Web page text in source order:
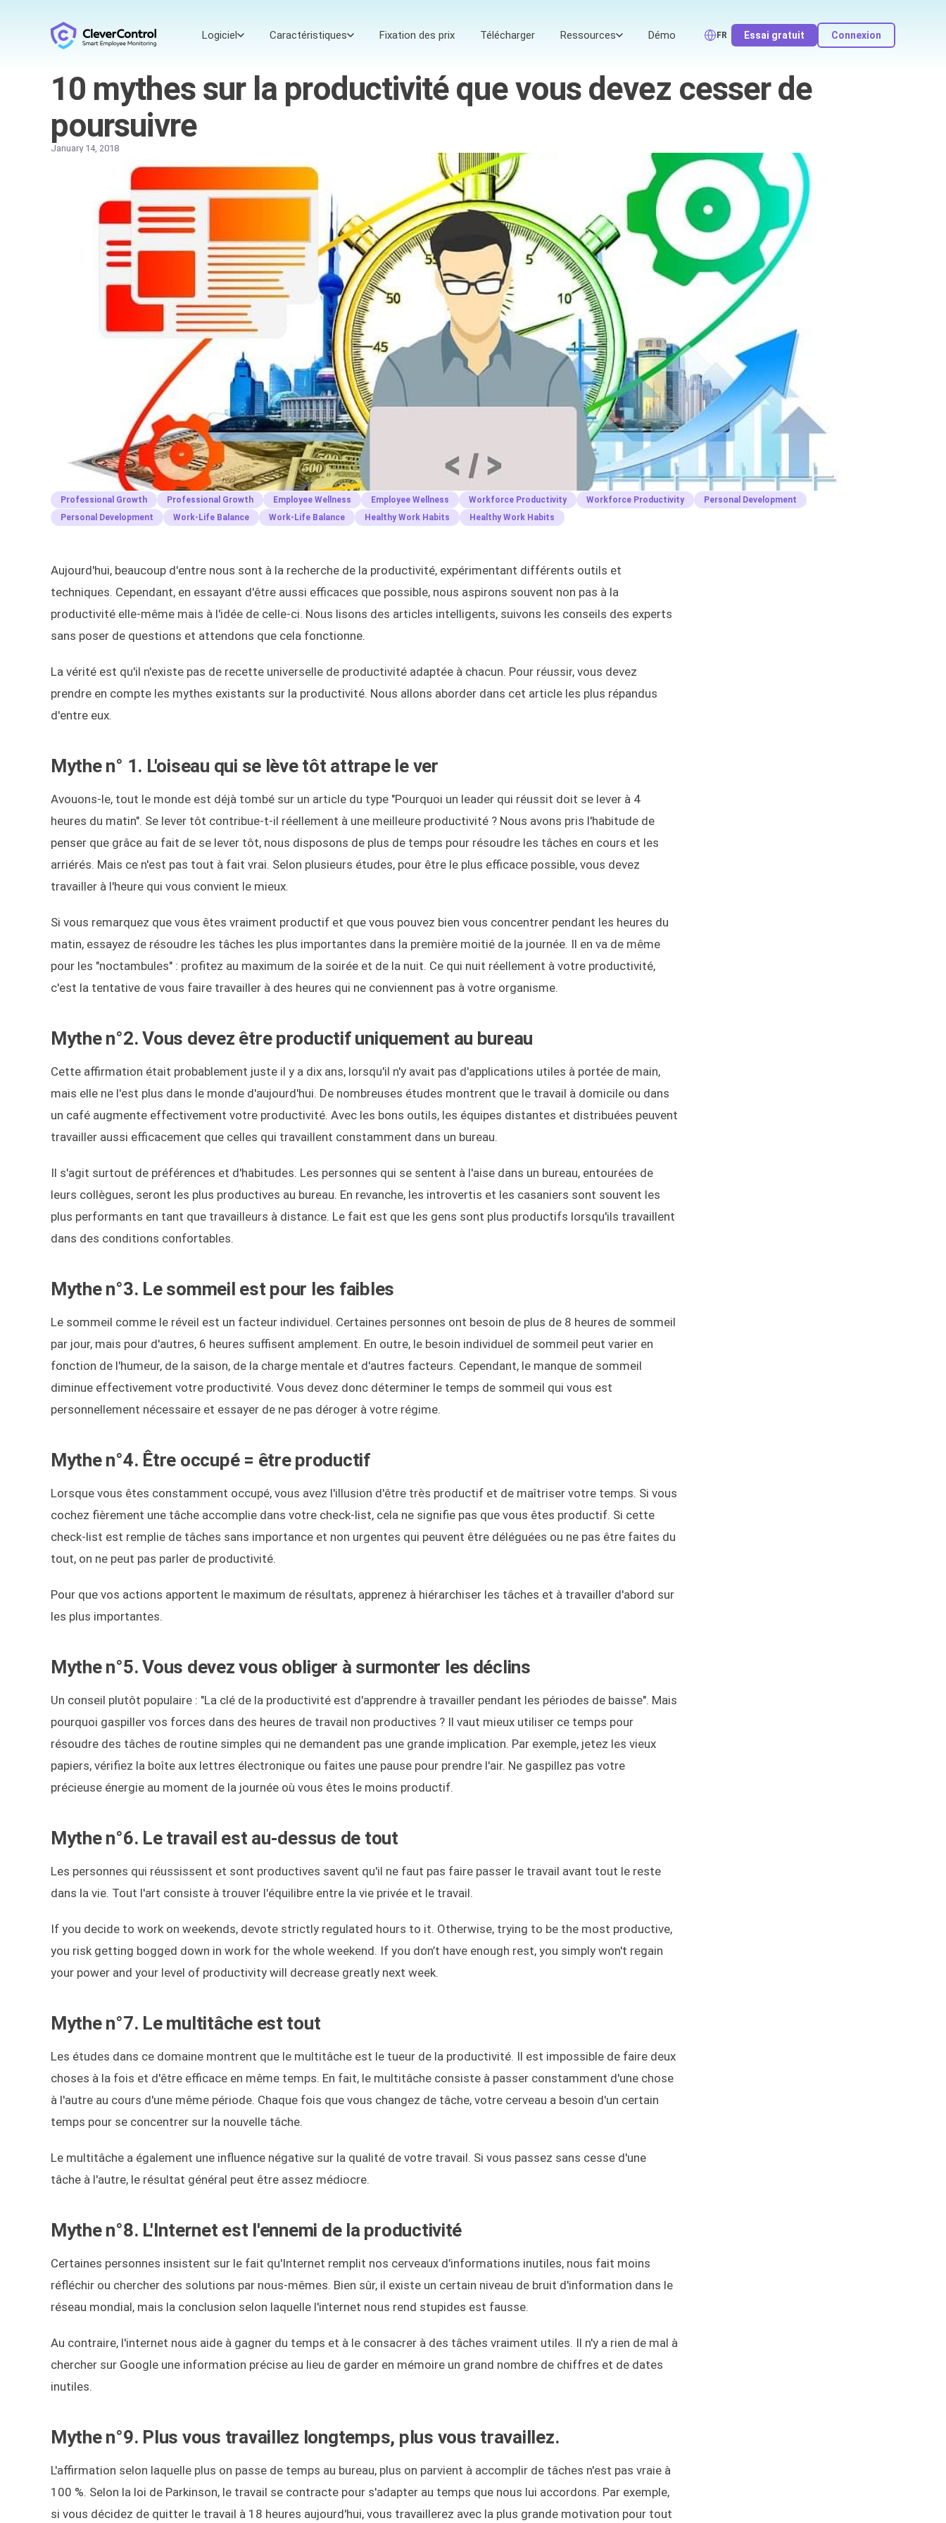
Logiciel Caractéristiques Fixation des prix Télécharger Ressources Démo FR Essai gratuit Connexion
10 mythes sur la productivité que vous devez cesser de
poursuivre
January 14, 2018
Professional Growth Professional Growth Employee Wellness Employee Wellness Workforce Productivity Workforce Productivity
Personal Development
Personal Development
Work-Life Balance Work-Life Balance Healthy Work Habits Healthy Work Habits
Aujourd'hui, beaucoup d'entre nous sont à la recherche de la productivité, expérimentant différents outils et
techniques. Cependant, en essayant d'être aussi efficaces que possible, nous aspirons souvent non pas à la
productivité elle-même mais à l'idée de celle-ci. Nous lisons des articles intelligents, suivons les conseils des experts
sans poser de questions et attendons que cela fonctionne.
La vérité est qu'il n'existe pas de recette universelle de productivité adaptée à chacun. Pour réussir, vous devez
prendre en compte les mythes existants sur la productivité. Nous allons aborder dans cet article les plus répandus
d'entre eux.
Mythe n° 1. L'oiseau qui se lève tôt attrape le ver
Avouons-le, tout le monde est déjà tombé sur un article du type "Pourquoi un leader qui réussit doit se lever à 4
heures du matin". Se lever tôt contribue-t-il réellement à une meilleure productivité ? Nous avons pris l'habitude de
penser que grâce au fait de se lever tôt, nous disposons de plus de temps pour résoudre les tâches en cours et les
arriérés. Mais ce n'est pas tout à fait vrai. Selon plusieurs études, pour être le plus efficace possible, vous devez
travailler à l'heure qui vous convient le mieux.
Si vous remarquez que vous êtes vraiment productif et que vous pouvez bien vous concentrer pendant les heures du
matin, essayez de résoudre les tâches les plus importantes dans la première moitié de la journée. Il en va de même
pour les "noctambules" : profitez au maximum de la soirée et de la nuit. Ce qui nuit réellement à votre productivité,
c'est la tentative de vous faire travailler à des heures qui ne conviennent pas à votre organisme.
Mythe n°2. Vous devez être productif uniquement au bureau
Cette affirmation était probablement juste il y a dix ans, lorsqu'il n'y avait pas d'applications utiles à portée de main,
mais elle ne l'est plus dans le monde d'aujourd'hui. De nombreuses études montrent que le travail à domicile ou dans
un café augmente effectivement votre productivité. Avec les bons outils, les équipes distantes et distribuées peuvent
travailler aussi efficacement que celles qui travaillent constamment dans un bureau.
Il s'agit surtout de préférences et d'habitudes. Les personnes qui se sentent à l'aise dans un bureau, entourées de
leurs collègues, seront les plus productives au bureau. En revanche, les introvertis et les casaniers sont souvent les
plus performants en tant que travailleurs à distance. Le fait est que les gens sont plus productifs lorsqu'ils travaillent
dans des conditions confortables.
Mythe n°3. Le sommeil est pour les faibles
Le sommeil comme le réveil est un facteur individuel. Certaines personnes ont besoin de plus de 8 heures de sommeil
par jour, mais pour d'autres, 6 heures suffisent amplement. En outre, le besoin individuel de sommeil peut varier en
fonction de l'humeur, de la saison, de la charge mentale et d'autres facteurs. Cependant, le manque de sommeil
diminue effectivement votre productivité. Vous devez donc déterminer le temps de sommeil qui vous est
personnellement nécessaire et essayer de ne pas déroger à votre régime.
Mythe n°4. Être occupé = être productif
Lorsque vous êtes constamment occupé, vous avez l'illusion d'être très productif et de maîtriser votre temps. Si vous
cochez fièrement une tâche accomplie dans votre check-list, cela ne signifie pas que vous êtes productif. Si cette
check-list est remplie de tâches sans importance et non urgentes qui peuvent être déléguées ou ne pas être faites du
tout, on ne peut pas parler de productivité.
Pour que vos actions apportent le maximum de résultats, apprenez à hiérarchiser les tâches et à travailler d'abord sur
les plus importantes.
Mythe n°5. Vous devez vous obliger à surmonter les déclins
Un conseil plutôt populaire : "La clé de la productivité est d'apprendre à travailler pendant les périodes de baisse". Mais
pourquoi gaspiller vos forces dans des heures de travail non productives ? Il vaut mieux utiliser ce temps pour
résoudre des tâches de routine simples qui ne demandent pas une grande implication. Par exemple, jetez les vieux
papiers, vérifiez la boîte aux lettres électronique ou faites une pause pour prendre l'air. Ne gaspillez pas votre
précieuse énergie au moment de la journée où vous êtes le moins productif.
Mythe n°6. Le travail est au-dessus de tout
Les personnes qui réussissent et sont productives savent qu'il ne faut pas faire passer le travail avant tout le reste
dans la vie. Tout l'art consiste à trouver l'équilibre entre la vie privée et le travail.
If you decide to work on weekends, devote strictly regulated hours to it. Otherwise, trying to be the most productive,
you risk getting bogged down in work for the whole weekend. If you don’t have enough rest, you simply won't regain
your power and your level of productivity will decrease greatly next week.
Mythe n°7. Le multitâche est tout
Les études dans ce domaine montrent que le multitâche est le tueur de la productivité. Il est impossible de faire deux
choses à la fois et d'être efficace en même temps. En fait, le multitâche consiste à passer constamment d'une chose
à l'autre au cours d'une même période. Chaque fois que vous changez de tâche, votre cerveau a besoin d'un certain
temps pour se concentrer sur la nouvelle tâche.
Le multitâche a également une influence négative sur la qualité de votre travail. Si vous passez sans cesse d'une
tâche à l'autre, le résultat général peut être assez médiocre.
Mythe n°8. L'Internet est l'ennemi de la productivité
Certaines personnes insistent sur le fait qu'Internet remplit nos cerveaux d'informations inutiles, nous fait moins
réfléchir ou chercher des solutions par nous-mêmes. Bien sûr, il existe un certain niveau de bruit d'information dans le
réseau mondial, mais la conclusion selon laquelle l'internet nous rend stupides est fausse.
Au contraire, l'internet nous aide à gagner du temps et à le consacrer à des tâches vraiment utiles. Il n'y a rien de mal à
chercher sur Google une information précise au lieu de garder en mémoire un grand nombre de chiffres et de dates
inutiles.
Mythe n°9. Plus vous travaillez longtemps, plus vous travaillez.
L'affirmation selon laquelle plus on passe de temps au bureau, plus on parvient à accomplir de tâches n'est pas vraie à
100 %. Selon la loi de Parkinson, le travail se contracte pour s'adapter au temps que nous lui accordons. Par exemple,
si vous décidez de quitter le travail à 18 heures aujourd'hui, vous travaillerez avec la plus grande motivation pour tout